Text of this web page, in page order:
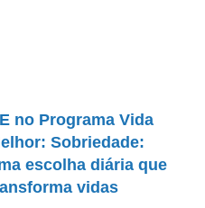
no Programa Vida
Sobriedade:
escolha diária que
vidas